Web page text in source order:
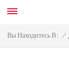
Вы Находитесь В : /